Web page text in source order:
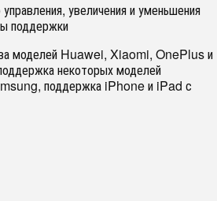
увеличения и уменьшения
поддержки
моделей Huawei, Xiaomi, OnePlus и
некоторых моделей
поддержка iPhone и iPad с